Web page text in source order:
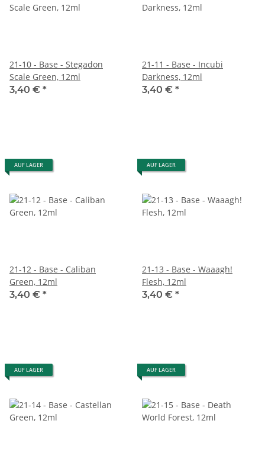
21-10 - Base - Stegadon
Scale Green, 12ml
3,40 € *
21-11 - Base - Incubi
Darkness, 12ml
3,40 € *
AUF LAGER
21-12 - Base - Caliban
Green, 12ml
3,40 € *
AUF LAGER
21-13 - Base - Waaagh!
Flesh, 12ml
3,40 € *
AUF LAGER AUF LAGER